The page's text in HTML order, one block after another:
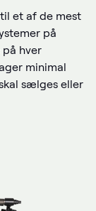
et af de mest
på
hver
minimal
sælges eller